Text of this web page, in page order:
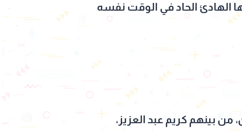
الهادئ الحاد في الوقت نفسه
بينهم كريم عبد العزيز،